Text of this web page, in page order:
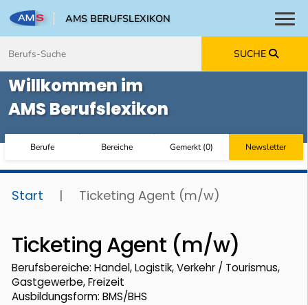
AMS BERUFSLEXIKON
SUCHE
Willkommen im
AMS Berufslexikon
Berufe Bereiche Gemerkt(0) Newsletter
Start | Ticketing Agent (m/w)
Ticketing Agent (m/w)
Berufsbereiche: Handel, Logistik, Verkehr / Tourismus,
Gastgewerbe, Freizeit
Ausbildungsform: BMS/BHS